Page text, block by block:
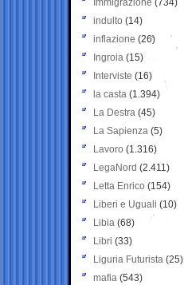
Immigrazione (734)
indulto (14)
inflazione (26)
Ingroia (15)
Interviste (16)
la casta (1.394)
La Destra (45)
La Sapienza (5)
Lavoro (1.316)
LegaNord (2.411)
Letta Enrico (154)
Liberi e Uguali (10)
Libia (68)
Libri (33)
Liguria Futurista (25)
mafia (543)